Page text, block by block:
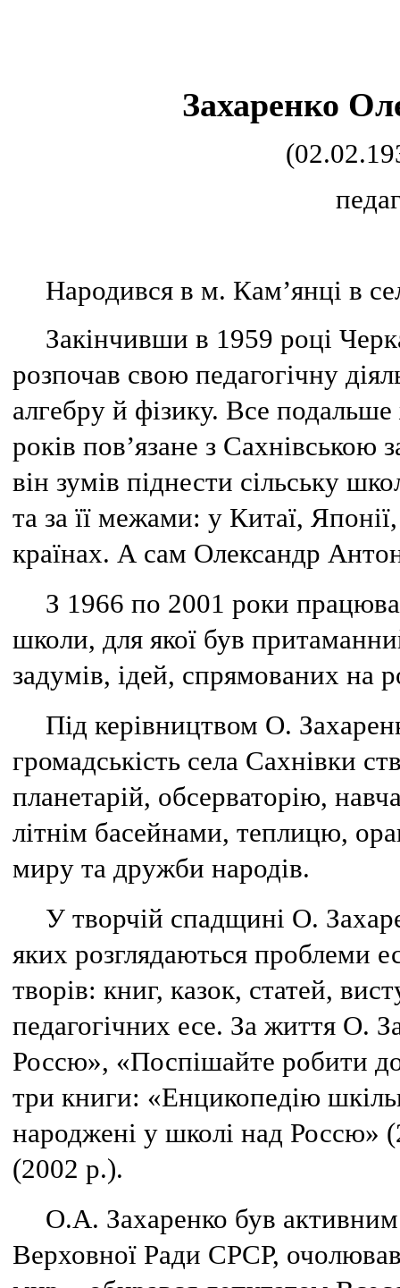
Захаренко
Народився в м. Кам’янці в
Закінчивши в 1959 році
розпочав свою педагогічну
алгебру й фізику. Все
років пов’язане з
він зумів піднести сільську
та за її межами: у Китаї,
країнах. А сам Олександр
З 1966 по 2001 роки
школи, для якої був
задумів, ідей, спрямованих на
Під керівництвом О.
громадськість села Сахнівки
планетарій, обсерваторію,
літнім басейнами, теплицю,
миру та дружби народів.
У творчій спадщині О.
яких розглядаються проблеми
творів: книг, казок, статей,
педагогічних есе. За життя О.
Россю», «Поспішайте робити
три книги: «Енцикопедію
народжені у школі над Россю»
(2002 р.).
О.А. Захаренко був
Верховної Ради СРСР,